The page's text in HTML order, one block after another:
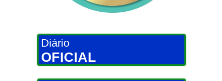
Diário
OFICIAL